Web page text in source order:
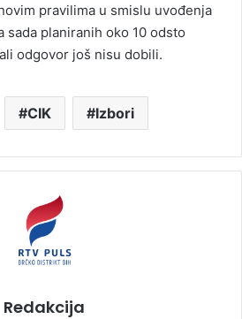
pravilima u smislu uvođenja
sada planiranih oko 10 odsto
odgovor još nisu dobili.
CIK Izbori
Redakcija